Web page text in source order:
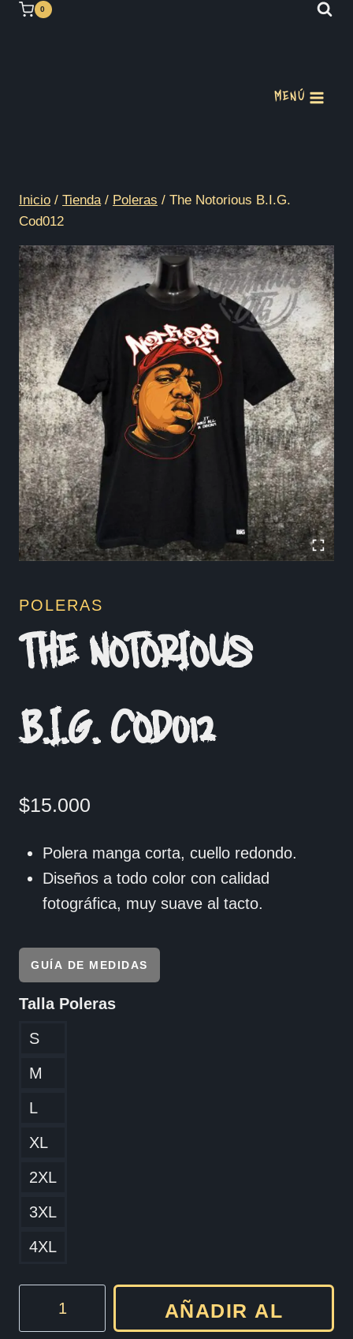
Saltar 0
MENÚ
Inicio / Tienda / Poleras / The Notorious B.I.G.
Cod012
POLERAS
THE NOTORIOUS
B.I.G. COD012
$15.000
Polera manga corta, cuello redondo.
Diseños a todo color con calidad
fotográfica, muy suave al tacto.
GUÍA DE MEDIDAS
Talla Poleras
S
M
L
XL
2XL
3XL
4XL
AÑADIR AL